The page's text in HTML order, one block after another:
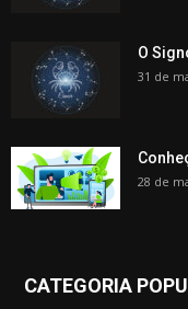
O
31 de
28 de
CATEGORIA